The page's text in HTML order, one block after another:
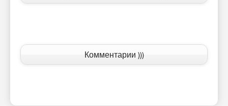
Комментарии )))